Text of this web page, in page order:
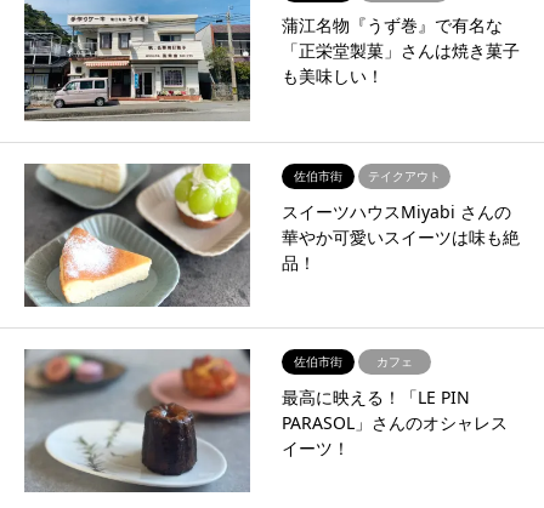
蒲江名物『うず巻』で有名な
「正栄堂製菓」さんは焼き菓子
も美味しい！
佐伯市街 テイクアウト
スイーツハウスMiyabi さんの
華やか可愛いスイーツは味も絶
品！
佐伯市街 カフェ
最高に映える！「LE PIN
PARASOL」さんのオシャレス
イーツ！